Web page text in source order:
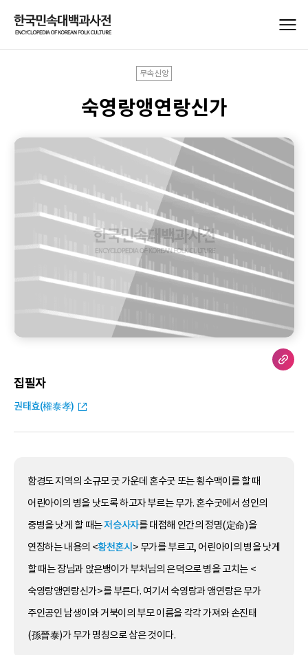
무속신앙
숙영랑앵연랑신가
집필자
권태효(權泰孝)
함경도 지역의 소규모 굿 가운데 혼수굿 또는 횡수맥이를 할 때
어린아이의 병을 낫도록 하고자 부르는 무가. 혼수굿에서 성인의
중병을 낫게 할 때는저승사자를 대접해 인간의 정명(定命)을
연장하는 내용의 <황천혼시 > 무가를 부르고, 어린아이의 병을 낫게
할 때는 장님과 앉은뱅이가 부처님의 은덕으로 병을 고치는 <
숙영랑앵연랑신가>를 부른다. 여기서 숙영랑과 앵연랑은 무가
주인공인 남생이와 거북이의 부모 이름을 각각 가져와 손진태
(孫晉泰)가 무가 명칭으로 삼은 것이다.